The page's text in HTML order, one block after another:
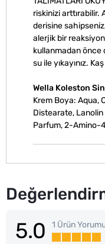
riskinizi arttırabilir.
derisine
alerjik bir
kullanmadan önce
su ile yıkayınız.
Wella Koleston
Krem Boya: Aqua,
Distearate,
Parfum, 2-Amino-
5.0 1 Ürün